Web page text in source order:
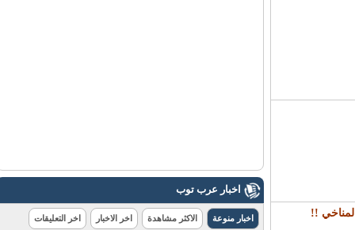
!!
اخبار عرب توب
اخبار منوعة الاكثر مشاهدة اخر الاخبار اخر التعليقات